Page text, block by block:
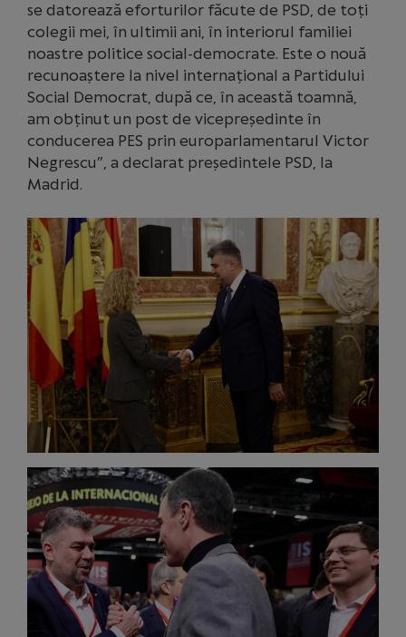
se datorează eforturilor făcute de PSD, de toți
colegii mei, în ultimii ani, în interiorul familiei
noastre politice social-democrate. Este o nouă
recunoaștere la nivel internațional a Partidului
Social Democrat, după ce, în această toamnă,
am obținut un post de vicepreședinte în
conducerea PES prin europarlamentarul Victor
Negrescu”, a declarat președintele PSD, la
Madrid.